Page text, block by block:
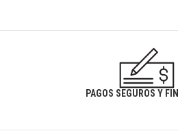
PAGOS SEGUROS Y